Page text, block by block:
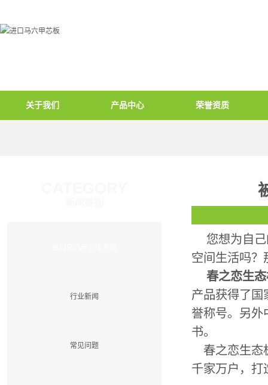
关于我们 产品中心 荣誉资质
您想为自己
空间生活吗？
春之恋生
产品获得了国
誉称号。另外
书。
春之恋生态
千家万户，打
行业新闻
常见问题